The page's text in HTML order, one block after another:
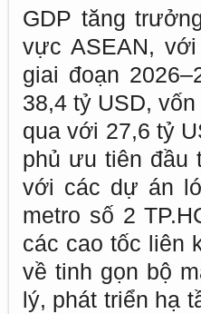
GDP tăng
vực ASEAN,
giai đoạn
38,4 tỷ USD,
qua với 27,6 tỷ
phủ ưu tiên đầu
với các dự án
metro số 2
các cao tốc liên
về tinh gọn bộ
lý, phát triển hạ